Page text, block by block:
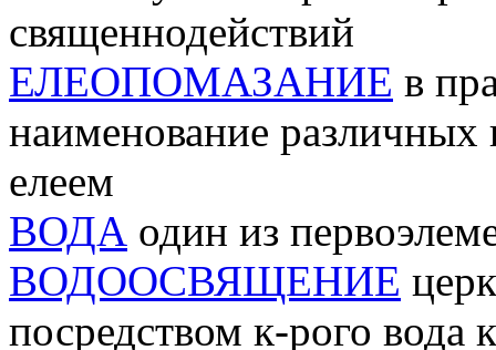
священнодействий
ЕЛЕОПОМАЗАНИЕ в
наименование
елеем
ВОДА один из
ВОДООСВЯЩЕНИЕ
посредством к-рого вода